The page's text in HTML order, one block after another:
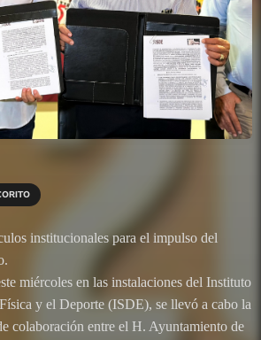
institucionales para el impulso del
miércoles en las instalaciones del Instituto
y el Deporte (ISDE), se llevó a cabo la
colaboración entre el H. Ayuntamiento de